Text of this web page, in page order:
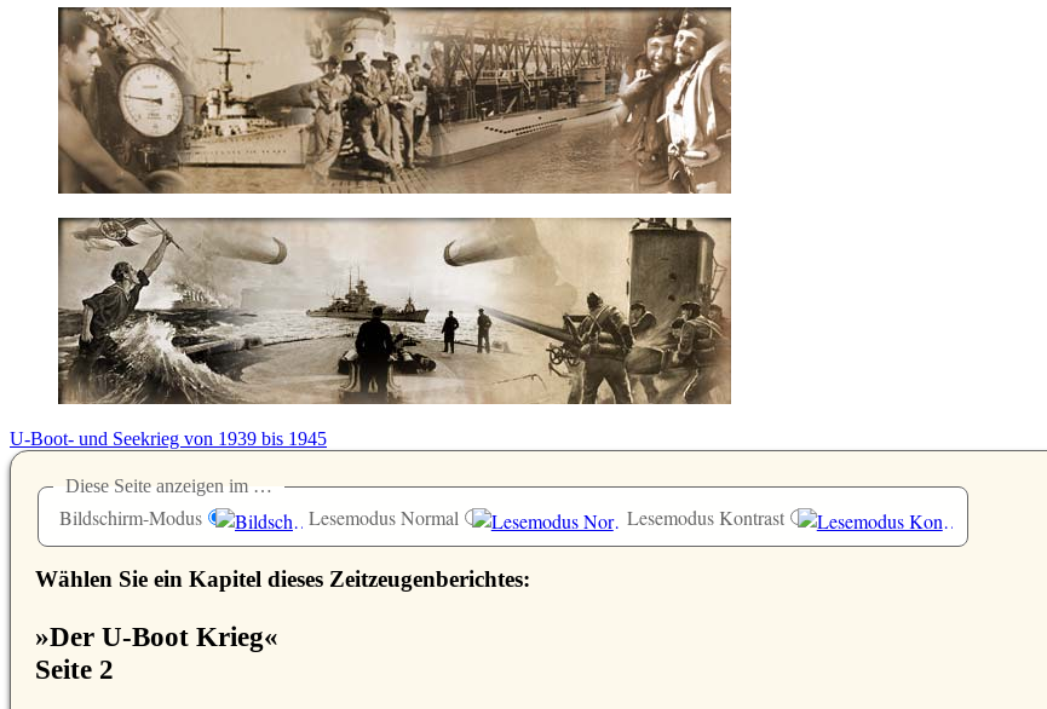
U-Boot- und Seekrieg von 1939 bis 1945
Diese Seite anzeigen im …
Bildschirm-Modus Lesemodus Normal Lesemodus Kontrast
Wählen Sie ein Kapitel dieses Zeitzeugenberichtes:
»Der U-Boot Krieg«
Seite 2